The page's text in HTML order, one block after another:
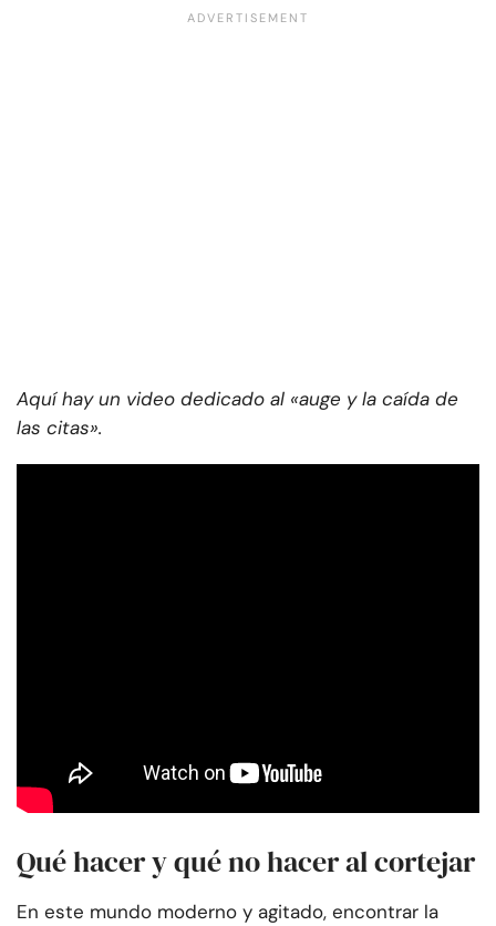
Aquí hay un video dedicado al «auge y la caída de
las citas».
Qué hacer y qué no hacer al cortejar
En este mundo moderno y agitado, encontrar la